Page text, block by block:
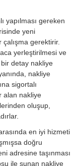
yapılması gereken
yeni
gerektirir.
yerleştirilmesi ve
detay nakliye
nakliye
sigortalı
alan nakliye
oluşup,
en iyi hizmeti
doğru
adresine taşınması
ile sunan nakliye